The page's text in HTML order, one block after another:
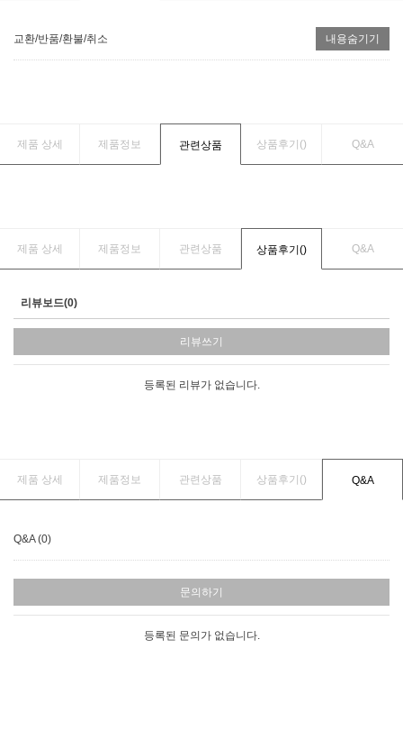
교환/반품/환불/취소 내용숨기기
제품 상세 제품정보 관련상품 상품후기() Q&A
제품 상세 제품정보 관련상품 상품후기() Q&A
리뷰보드(0)
리뷰쓰기
등록된 리뷰가 없습니다.
제품 상세 제품정보 관련상품 상품후기() Q&A
Q&A (0)
문의하기
등록된 문의가 없습니다.